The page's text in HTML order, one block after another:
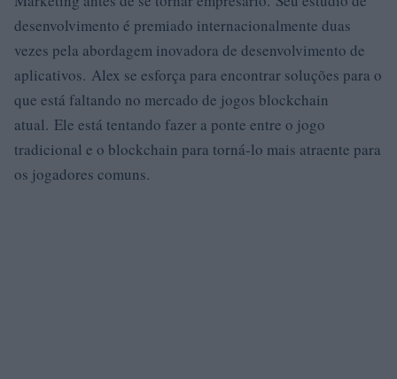
desenvolvimento é premiado internacionalmente duas
vezes pela abordagem inovadora de desenvolvimento de
aplicativos. Alex se esforça para encontrar soluções para o
que está faltando no mercado de jogos blockchain
atual. Ele está tentando fazer a ponte entre o jogo
tradicional e o blockchain para torná-lo mais atraente para
os jogadores comuns.